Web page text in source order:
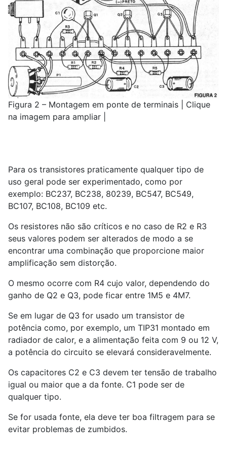
Figura 2 – Montagem em ponte de terminais | Clique
na imagem para ampliar |
Para os transistores praticamente qualquer tipo de
uso geral pode ser experimentado, como por
exemplo: BC237, BC238, 80239, BC547, BC549,
BC107, BC108, BC109 etc.
Os resistores não são críticos e no caso de R2 e R3
seus valores podem ser alterados de modo a se
encontrar uma combinação que proporcione maior
amplificação sem distorção.
O mesmo ocorre com R4 cujo valor, dependendo do
ganho de Q2 e Q3, pode ficar entre 1M5 e 4M7.
Se em lugar de Q3 for usado um transistor de
potência como, por exemplo, um TIP31 montado em
radiador de calor, e a alimentação feita com 9 ou 12 V,
a potência do circuito se elevará consideravelmente.
Os capacitores C2 e C3 devem ter tensão de trabalho
igual ou maior que a da fonte. C1 pode ser de
qualquer tipo.
Se for usada fonte, ela deve ter boa filtragem para se
evitar problemas de zumbidos.